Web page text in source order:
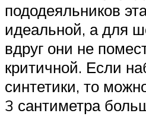
пододеяльников
идеальной, а для
вдруг они не
критичной. Если
синтетики, то
3 сантиметра